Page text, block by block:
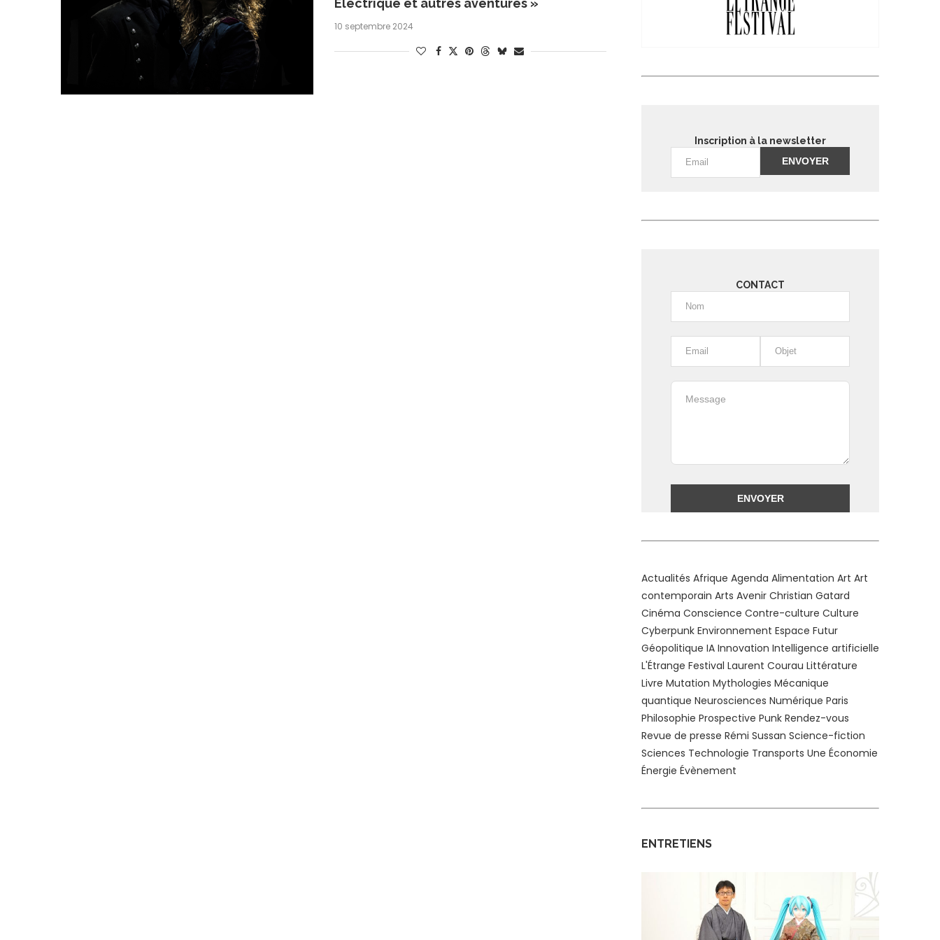
Électrique et autres aventures »
10 septembre 2024
Inscription à la newsletter
CONTACT
Actualités Afrique Agenda Alimentation Art Art
contemporain Arts Avenir Christian Gatard
Cinéma Conscience Contre-culture Culture
Cyberpunk Environnement Espace Futur
Géopolitique IA Innovation Intelligence artificielle
L'Étrange Festival Laurent Courau Littérature
Livre Mutation Mythologies Mécanique
quantique Neurosciences Numérique Paris
Philosophie Prospective Punk Rendez-vous
Revue de presse Rémi Sussan Science-fiction
Sciences Technologie Transports Une Économie
Énergie Évènement
ENTRETIENS